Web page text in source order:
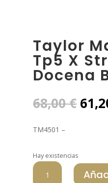
Taylor
Tp5 X
Docena
68,00€ El
TM4501 –
Hay existencias
TAYLOR
MADE